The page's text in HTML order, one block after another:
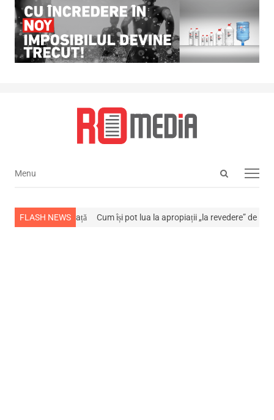
Open
Menu
Menu
FLASH NEWS
a stins din viață Cum își pot lua la apropiații „la revedere” de la…